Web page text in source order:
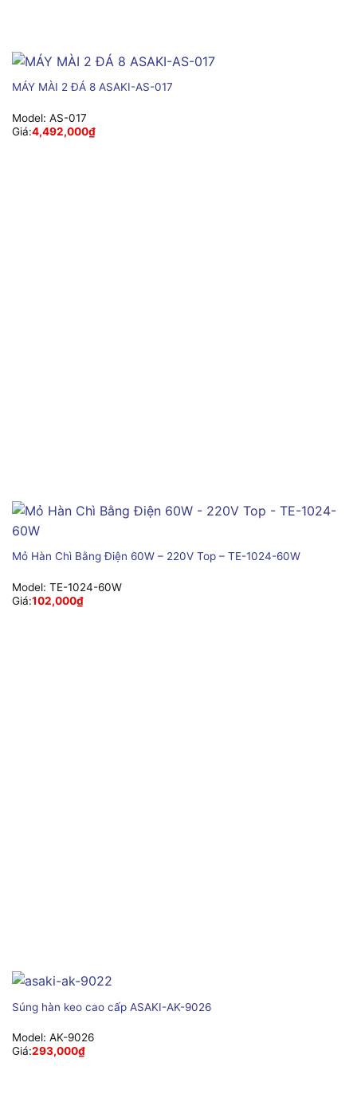
MÁY MÀI 2 ĐÁ 8 ASAKI-AS-017
Model: AS-017
Giá:4,492,000₫
Mỏ Hàn Chì Bằng Điện 60W – 220V Top – TE-1024-60W
Model: TE-1024-60W
Giá:102,000₫
Súng hàn keo cao cấp ASAKI-AK-9026
Model: AK-9026
Giá:293,000₫